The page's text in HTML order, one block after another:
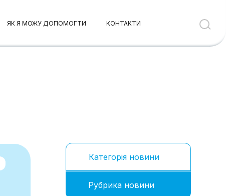
ЯК Я МОЖУ ДОПОМОГТИ КОНТАКТИ
Категорія новини
Рубрика новини